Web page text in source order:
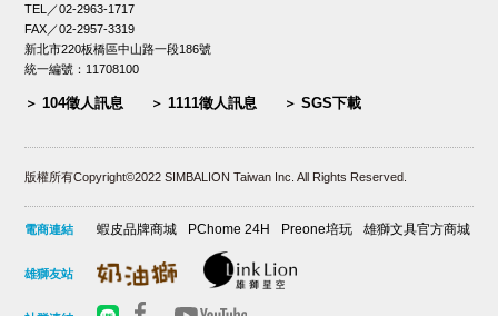
TEL／02-2963-1717
FAX／02-2957-3319
新北市220板橋區中山路一段186號
統一編號：11708100
104徵人訊息 1111徵人訊息 SGS下載
版權所有Copyright©2022 SIMBALION Taiwan Inc. All Rights Reserved.
電商連結 蝦皮品牌商城 PChome 24H Preone培玩 雄獅文具官方商城
雄獅友站